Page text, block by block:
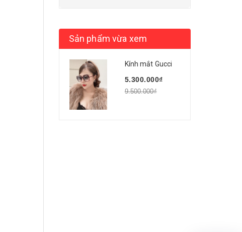
Sản phẩm vừa xem
Kính mắt Gucci
5.300.000₫
9.500.000₫